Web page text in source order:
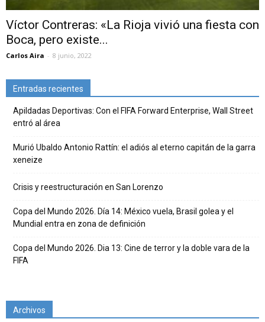
Víctor Contreras: «La Rioja vivió una fiesta con
Boca, pero existe...
Carlos Aira - 8 junio, 2022
Entradas recientes
Apildadas Deportivas: Con el FIFA Forward Enterprise, Wall Street
entró al área
Murió Ubaldo Antonio Rattín: el adiós al eterno capitán de la garra
xeneize
Crisis y reestructuración en San Lorenzo
Copa del Mundo 2026. Día 14: México vuela, Brasil golea y el
Mundial entra en zona de definición
Copa del Mundo 2026. Dia 13: Cine de terror y la doble vara de la
FIFA
Archivos